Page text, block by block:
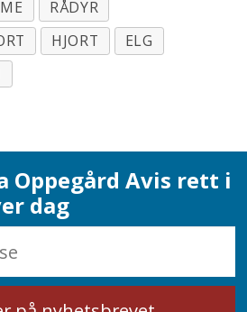
RÅDYR
HJORT
ELG
Oppegård Avis rett i
dag